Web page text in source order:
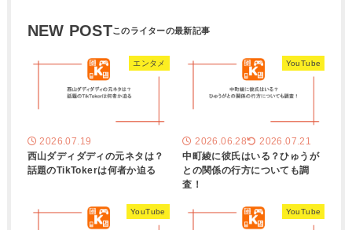
NEW POST
エンタメ
2026.07.19
西山ダディダディの元ネタは？
話題のTikTokerは何者か迫る
YouTube
2026.06.28 2026.07.21
中町綾に彼氏はいる？ひゅうが
との関係の行方についても調
査！
YouTube YouTube